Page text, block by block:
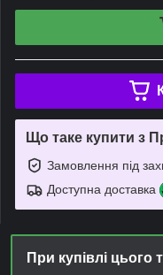
Що таке купити з
Замовлення під
Доступна доставка
При купівлі